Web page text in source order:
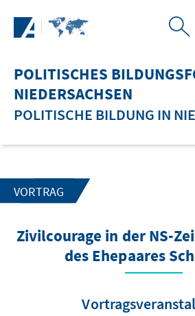
POLITISCHES
NIEDERSACHSEN
POLITISCHE BILDUNG IN
VORTRAG
Zivilcourage in der NS-
des Ehepaares